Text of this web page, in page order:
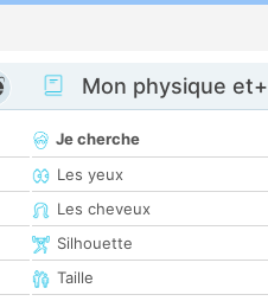
Mon physique et+
Je cherche
Les yeux
Les cheveux
Silhouette
Taille